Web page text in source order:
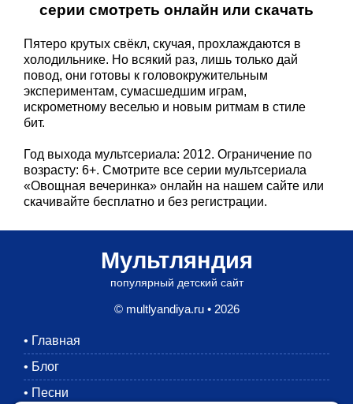
серии смотреть онлайн или скачать
Пятеро крутых свёкл, скучая, прохлаждаются в
холодильнике. Но всякий раз, лишь только дай
повод, они готовы к головокружительным
экспериментам, сумасшедшим играм,
искрометному веселью и новым ритмам в стиле
бит.
Год выхода мультсериала: 2012. Ограничение по
возрасту: 6+. Смотрите все серии мультсериала
«Овощная вечеринка» онлайн на нашем сайте или
скачивайте бесплатно и без регистрации.
Мультляндия
популярный детский сайт
© multlyandiya.ru • 2026
• Главная
• Блог
• Песни